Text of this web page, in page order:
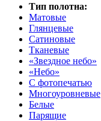
Тип полотна:
Матовые
Глянцевые
Сатиновые
Тканевые
«Звездное небо»
«Небо»
С фотопечатью
Многоуровневые
Белые
Парящие